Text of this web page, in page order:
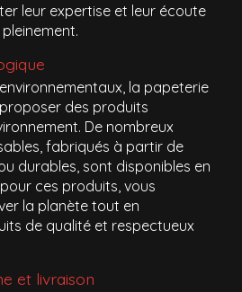
leur expertise et leur écoute
la papeterie
des produits
De nombreux
fabriqués à partir de
durables, sont disponibles en
ces produits, vous
la planète tout en
de qualité et respectueux
et livraison